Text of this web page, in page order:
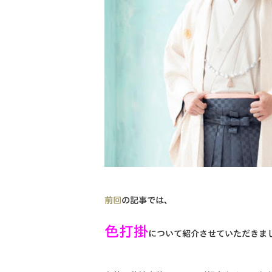
前回の記事では、
色打掛について紹介させていただき